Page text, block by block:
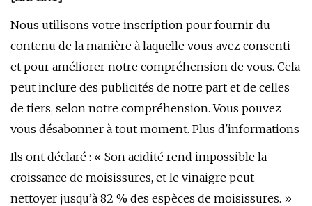
Nous utilisons votre inscription pour fournir du
contenu de la manière à laquelle vous avez consenti
et pour améliorer notre compréhension de vous. Cela
peut inclure des publicités de notre part et de celles
de tiers, selon notre compréhension. Vous pouvez
vous désabonner à tout moment. Plus d'informations
Ils ont déclaré : « Son acidité rend impossible la
croissance de moisissures, et le vinaigre peut
nettoyer jusqu’à 82 % des espèces de moisissures. »